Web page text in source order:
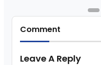
Comment
Leave A Reply